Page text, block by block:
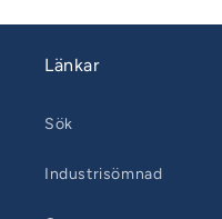
Länkar
Sök
Industrisömnad